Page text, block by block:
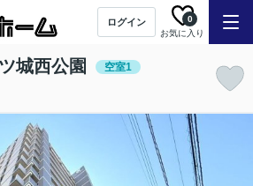
ログイン
お気に入り
0
城西公園 空室1